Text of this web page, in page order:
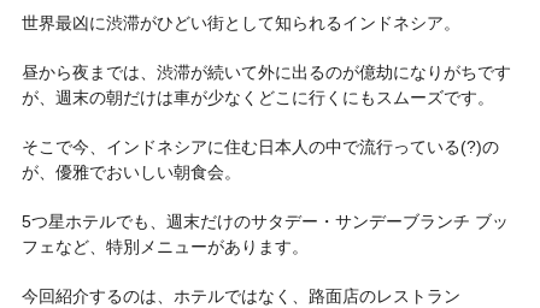
世界最凶に渋滞がひどい街として知られるインドネシア。
昼から夜までは、渋滞が続いて外に出るのが億劫になりがちです
が、週末の朝だけは車が少なくどこに行くにもスムーズです。
そこで今、インドネシアに住む日本人の中で流行っている(?)の
が、優雅でおいしい朝食会。
5つ星ホテルでも、週末だけのサタデー・サンデーブランチ ブッ
フェなど、特別メニューがあります。
今回紹介するのは、ホテルではなく、路面店のレストラン